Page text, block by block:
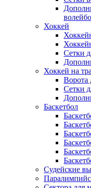
Хоккей
Сетки
Хоккей на
Ворота
Сетки
Баскетбол
Судейские